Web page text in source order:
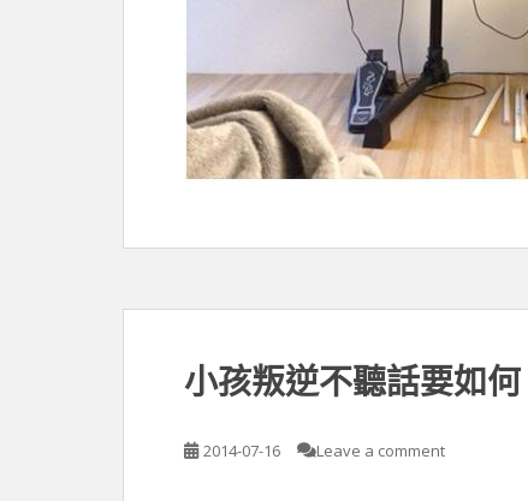
小孩叛逆不聽話要如何
2014-07-16 Leave a comment